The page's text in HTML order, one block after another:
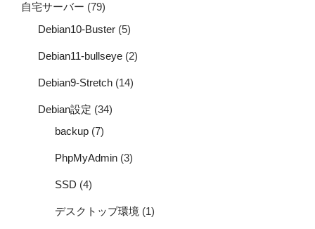
自宅サーバー (79)
Debian10-Buster (5)
Debian11-bullseye (2)
Debian9-Stretch (14)
Debian設定 (34)
backup (7)
PhpMyAdmin (3)
SSD (4)
デスクトップ環境 (1)